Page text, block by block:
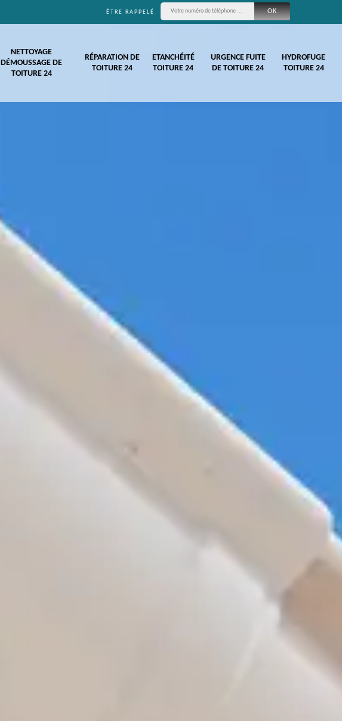
ÊTRE RAPPELÉ
NETTOYAGE
DÉMOUSSAGE DE
TOITURE 24
RÉPARATION DE
TOITURE 24
ETANCHÉITÉ
TOITURE 24
URGENCE FUITE
DE TOITURE 24
HYDROFUGE
TOITURE 24